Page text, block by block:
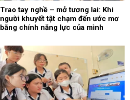
Trao tay nghề – mở tương lai: Khi
người khuyết tật chạm đến ước mơ
bằng chính năng lực của mình